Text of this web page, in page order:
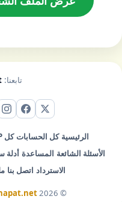
تابعنا:
X (تويتر) فيس
الرئيسية كل الحسابات كل VIP
الأسئلة الشائعة المساعدة أدلة
الاسترداد اتصل بنا
© 2026